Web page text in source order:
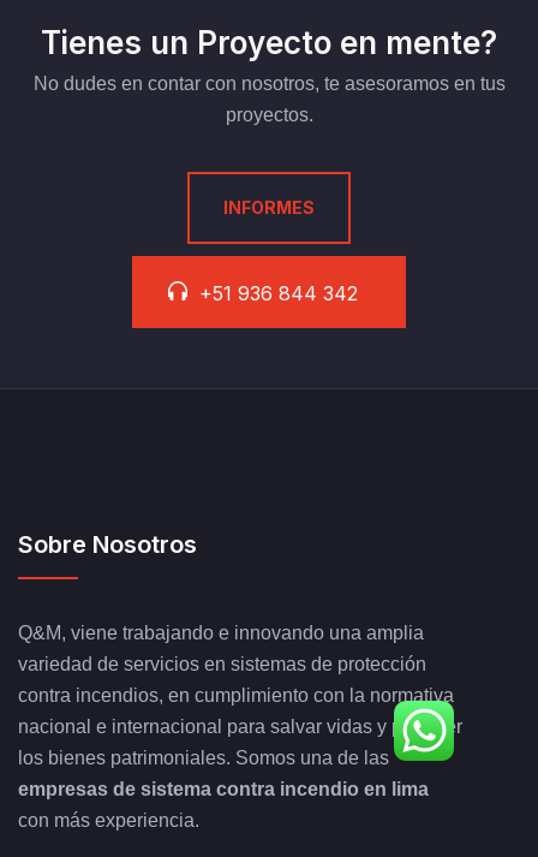
Tienes un Proyecto en mente?
No dudes en contar con nosotros, te asesoramos en tus
proyectos.
INFORMES
+51 936 844 342
Sobre Nosotros
Q&M, viene trabajando e innovando una amplia
variedad de servicios en sistemas de protección
contra incendios, en cumplimiento con la normativa
nacional e internacional para salvar vidas y proteger
los bienes patrimoniales. Somos una de las
empresas de sistema contra incendio en lima
con más experiencia.